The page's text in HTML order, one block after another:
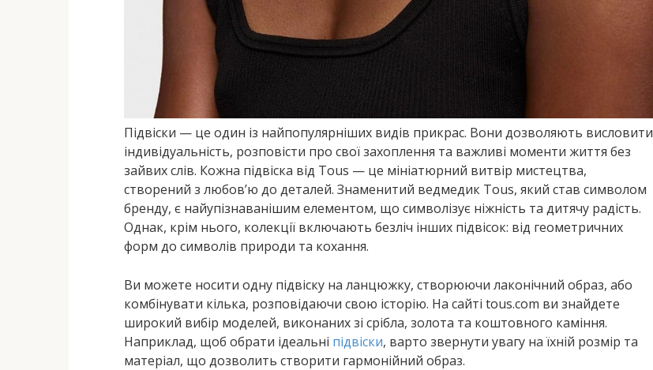
Підвіски — це один із найпопулярніших видів прикрас. Вони дозволяють висловити
індивідуальність, розповісти про свої захоплення та важливі моменти життя без
зайвих слів. Кожна підвіска від Tous — це мініатюрний витвір мистецтва,
створений з любов’ю до деталей. Знаменитий ведмедик Tous, який став символом
бренду, є найупізнаванішим елементом, що символізує ніжність та дитячу радість.
Однак, крім нього, колекції включають безліч інших підвісок: від геометричних
форм до символів природи та кохання.
Ви можете носити одну підвіску на ланцюжку, створюючи лаконічний образ, або
комбінувати кілька, розповідаючи свою історію. На сайті tous.com ви знайдете
широкий вибір моделей, виконаних зі срібла, золота та коштовного каміння.
Наприклад, щоб обрати ідеальні підвіски, варто звернути увагу на їхній розмір та
матеріал, що дозволить створити гармонійний образ.